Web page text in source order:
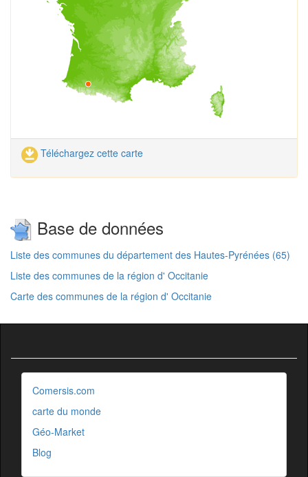
Téléchargez cette carte
Base de données
Liste des communes du département des Hautes-Pyrénées (65)
Liste des communes de la région d' Occitanie
Carte des communes de la région d' Occitanie
Comersis.com
carte du monde
Géo-Market
Blog